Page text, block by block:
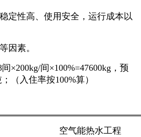
定性高、使用安全，运行成本以
因素。
间×200kg/间×100%=47600kg，预
（入住率按100%算）
空气能热水工程